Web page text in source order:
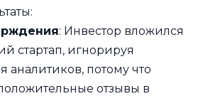
: Инвестор вложился
стартап, игнорируя
потому что
отзывы в